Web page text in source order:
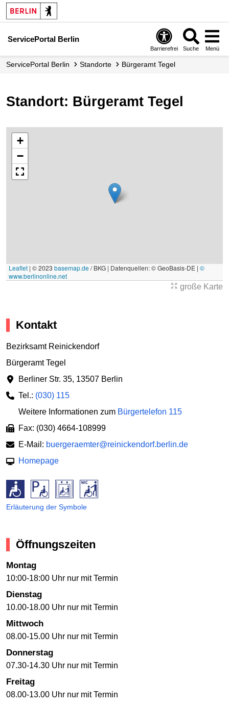
ServicePortal Berlin
Barrierefrei Suche Menü
ServicePortal Berlin Standorte Bürgeramt Tegel
Standort: Bürgeramt Tegel
+
−
Leaflet | © 2023 basemap.de/ BKG | Datenquellen: © GeoBasis-DE | ©
www.berlinonline.net
große Karte
Kontakt
Bezirksamt Reinickendorf
Bürgeramt Tegel
Berliner Str. 35, 13507 Berlin
Tel.: (030) 115
Weitere Informationen zum Bürgertelefon 115
Fax: (030) 4664-108999
E-Mail: buergeraemter@reinickendorf.berlin.de
Homepage
Erläuterung der Symbole
Öffnungszeiten
Montag
10:00-18:00 Uhr nur mit Termin
Dienstag
10.00-18.00 Uhr nur mit Termin
Mittwoch
08.00-15.00 Uhr nur mit Termin
Donnerstag
07.30-14.30 Uhr nur mit Termin
Freitag
08.00-13.00 Uhr nur mit Termin